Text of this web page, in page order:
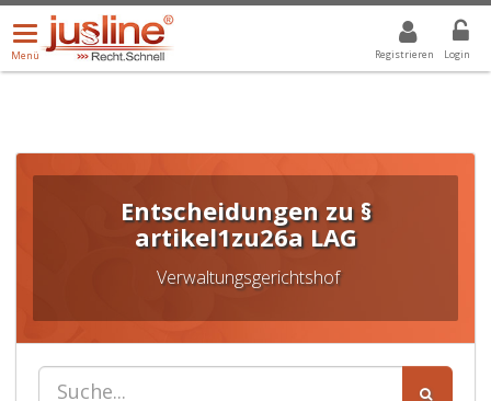
Registrieren Login
Menü
öffnen/schließen
Menü
ALLE DROPDOWN: GEWÄHLTER WERT IST ALLE
Entscheidungen zu §
artikel1zu26a LAG
Verwaltungsgerichtshof